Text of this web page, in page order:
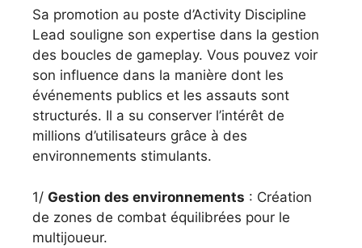
Sa promotion au poste d’Activity Discipline
Lead souligne son expertise dans la gestion
des boucles de gameplay. Vous pouvez voir
son influence dans la manière dont les
événements publics et les assauts sont
structurés. Il a su conserver l’intérêt de
millions d’utilisateurs grâce à des
environnements stimulants.
1/ Gestion des environnements : Création
de zones de combat équilibrées pour le
multijoueur.